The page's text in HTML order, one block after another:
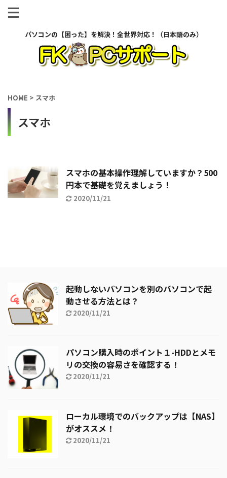
パソコンの【困った】を解決！全世界対応！（日本語のみ）
HOME > スマホ
スマホ
スマホの基本操作理解していますか？500
円本で基礎を覚えましょう！
2020/11/21
起動しないパソコンを別のパソコンで起
動させる方法とは？
2020/11/21
パソコン購入時のポイント１-HDDとメモ
リの交換の容易さを確認する！
2020/11/21
ローカル環境でのバックアップは【NAS】
がオススメ！
2020/11/21